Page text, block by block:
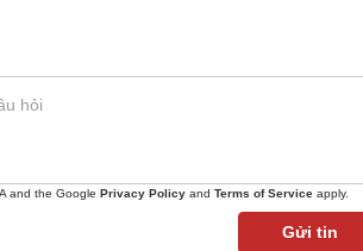
and the Google Privacy Policy and Terms of Service apply.
Gửi tin